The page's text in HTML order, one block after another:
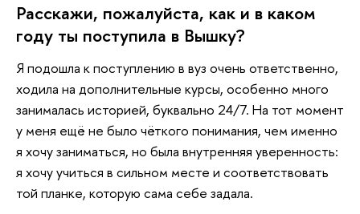
Расскажи, пожалуйста, как и в каком
году ты поступила в Вышку?
Я подошла к поступлению в вуз очень ответственно,
ходила на дополнительные курсы, особенно много
занималась историей, буквально 24/7. На тот момент
у меня ещё не было чёткого понимания, чем именно
я хочу заниматься, но была внутренняя уверенность:
я хочу учиться в сильном месте и соответствовать
той планке, которую сама себе задала.